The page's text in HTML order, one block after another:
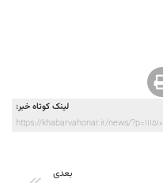
لینک کوتاه خبر:
https://khabarvahonar.ir/news/?p=111510
بعدی